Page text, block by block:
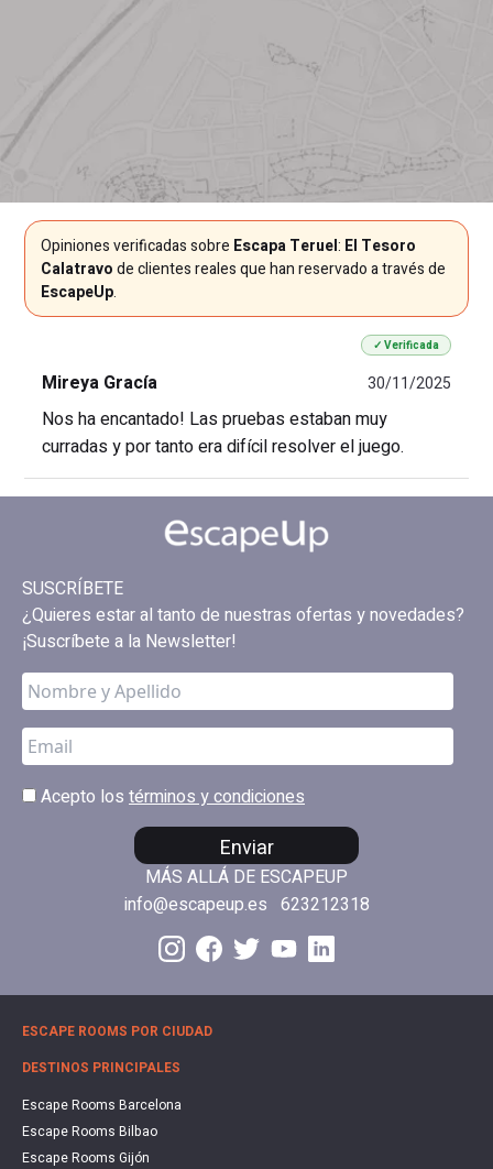
Opiniones verificadas sobre Escapa Teruel: El Tesoro
Calatravode clientes reales que han reservado a través de
EscapeUp.
✓ Verificada
Mireya Gracía 30/11/2025
Nos ha encantado! Las pruebas estaban muy
curradas y por tanto era difícil resolver el juego.
SUSCRÍBETE
¿Quieres estar al tanto de nuestras ofertas y novedades?
¡Suscríbete a la Newsletter!
Acepto los términos y condiciones
Enviar
MÁS ALLÁ DE ESCAPEUP
info@escapeup.es 623212318
ESCAPE ROOMS POR CIUDAD
DESTINOS PRINCIPALES
Escape Rooms Barcelona
Escape Rooms Bilbao
Escape Rooms Gijón